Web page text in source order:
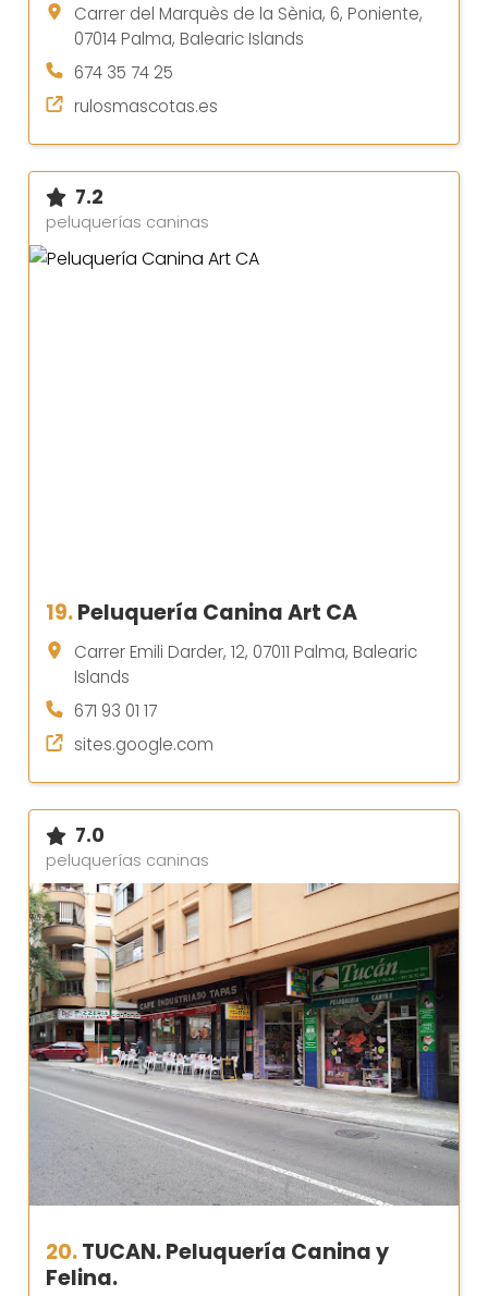
Carrer del Marquès de la Sènia, 6, Poniente,
07014 Palma, Balearic Islands
674 35 74 25
rulosmascotas.es
7.2
peluquerías caninas
19.Peluquería Canina Art CA
Carrer Emili Darder, 12, 07011 Palma, Balearic
Islands
671 93 01 17
sites.google.com
7.0
peluquerías caninas
20.TUCAN. Peluquería Canina y
Felina.